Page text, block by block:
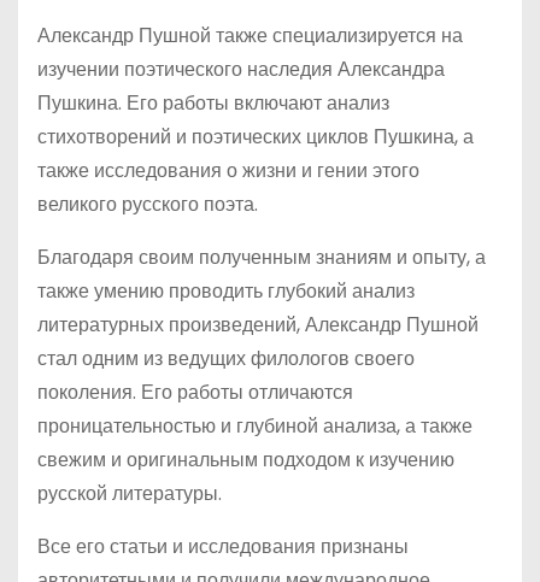
Александр Пушной также специализируется на
изучении поэтического наследия Александра
Пушкина. Его работы включают анализ
стихотворений и поэтических циклов Пушкина, а
также исследования о жизни и гении этого
великого русского поэта.
Благодаря своим полученным знаниям и опыту, а
также умению проводить глубокий анализ
литературных произведений, Александр Пушной
стал одним из ведущих филологов своего
поколения. Его работы отличаются
проницательностью и глубиной анализа, а также
свежим и оригинальным подходом к изучению
русской литературы.
Все его статьи и исследования признаны